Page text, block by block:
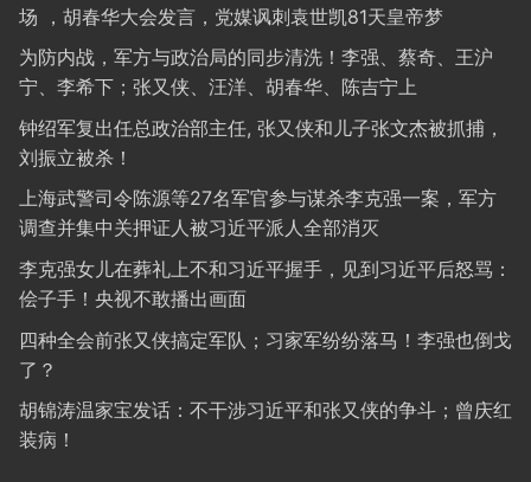
场 ，胡春华大会发言，党媒讽刺袁世凯81天皇帝梦
为防内战，军方与政治局的同步清洗！李强、蔡奇、王沪
宁、李希下；张又侠、汪洋、胡春华、陈吉宁上
钟绍军复出任总政治部主任, 张又侠和儿子张文杰被抓捕，
刘振立被杀！
上海武警司令陈源等27名军官参与谋杀李克强一案，军方
调查并集中关押证人被习近平派人全部消灭
李克强女儿在葬礼上不和习近平握手，见到习近平后怒骂：
侩子手！央视不敢播出画面
四种全会前张又侠搞定军队；习家军纷纷落马！李强也倒戈
了？
胡锦涛温家宝发话：不干涉习近平和张又侠的争斗；曾庆红
装病！